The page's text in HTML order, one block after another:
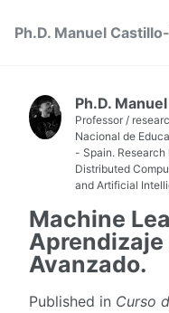
Ph.D. Manuel
Ph.D.
Professor /
Nacional de
- Spain.
Distributed
and Artificial
Machine
Avanzado.
Published in Curso